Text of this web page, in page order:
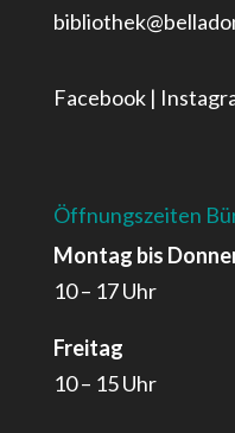
Facebook|
Öffnungszeiten
Montag bis
10 – 17 Uhr
Freitag
10 – 15 Uhr